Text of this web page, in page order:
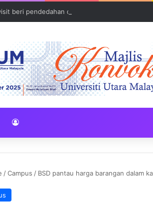
beri pendedahan dunia korporat kepada
/Campus / BSD pantau harga barangan dalam